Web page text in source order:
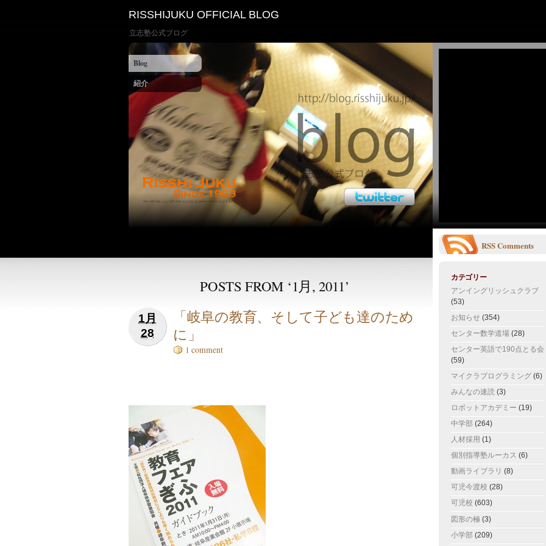
RISSHIJUKU OFFICIAL BLOG
立志塾公式ブログ
Blog
紹介
POSTS FROM ‘1月, 2011’
1月
28
「岐阜の教育、そして子ども達のため
に」
1 comment
RSSComments
カテゴリー
アンイングリッシュクラブ
(53)
お知らせ (354)
センター数学道場 (28)
センター英語で190点とる会
(59)
マイクラプログラミング (6)
みんなの速読 (3)
ロボットアカデミー (19)
中学部 (264)
人材採用 (1)
個別指導塾ルーカス (6)
動画ライブラリ (8)
可児今渡校 (28)
可児校 (603)
図形の極 (3)
小学部 (209)